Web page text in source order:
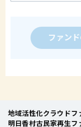
ファン
地域活性化クラウドフ
明日香村古民家再生フ